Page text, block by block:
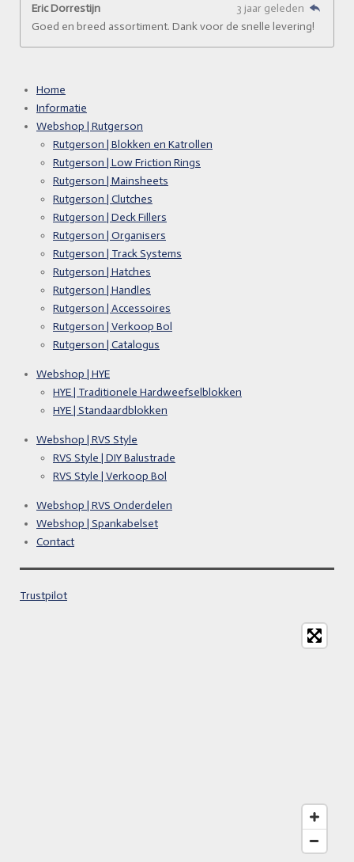
Eric Dorrestijn
3 jaar geleden
Goed en breed assortiment. Dank voor de snelle levering!
Home
Informatie
Webshop | Rutgerson
Rutgerson | Blokken en Katrollen
Rutgerson | Low Friction Rings
Rutgerson | Mainsheets
Rutgerson | Clutches
Rutgerson | Deck Fillers
Rutgerson | Organisers
Rutgerson | Track Systems
Rutgerson | Hatches
Rutgerson | Handles
Rutgerson | Accessoires
Rutgerson | Verkoop Bol
Rutgerson | Catalogus
Webshop | HYE
HYE | Traditionele Hardweefselblokken
HYE | Standaardblokken
Webshop | RVS Style
RVS Style | DIY Balustrade
RVS Style | Verkoop Bol
Webshop | RVS Onderdelen
Webshop | Spankabelset
Contact
Trustpilot